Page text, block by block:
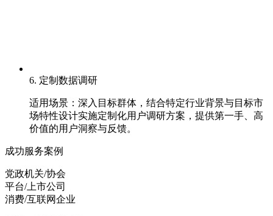
6. 定制数据调研
适用场景：深入目标群体，结合特定行业背景与目标市
场特性设计实施定制化用户调研方案，提供第一手、高
价值的用户洞察与反馈。
成功服务案例
党政机关/协会
平台/上市公司
消费/互联网企业